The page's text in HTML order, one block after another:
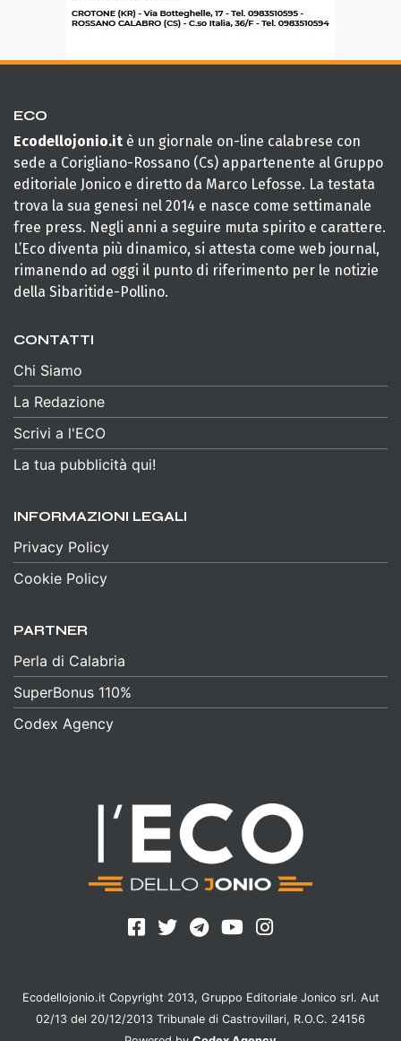
ECO
Ecodellojonio.it è un giornale on-line calabrese con
sede a Corigliano-Rossano (Cs) appartenente al Gruppo
editoriale Jonico e diretto da Marco Lefosse. La testata
trova la sua genesi nel 2014 e nasce come settimanale
free press. Negli anni a seguire muta spirito e carattere.
L’Eco diventa più dinamico, si attesta come web journal,
rimanendo ad oggi il punto di riferimento per le notizie
della Sibaritide-Pollino.
CONTATTI
Chi Siamo
La Redazione
Scrivi a l'ECO
La tua pubblicità qui!
INFORMAZIONI LEGALI
Privacy Policy
Cookie Policy
PARTNER
Perla di Calabria
SuperBonus 110%
Codex Agency
Ecodellojonio.it Copyright 2013, Gruppo Editoriale Jonico srl. Aut
02/13 del 20/12/2013 Tribunale di Castrovillari, R.O.C. 24156